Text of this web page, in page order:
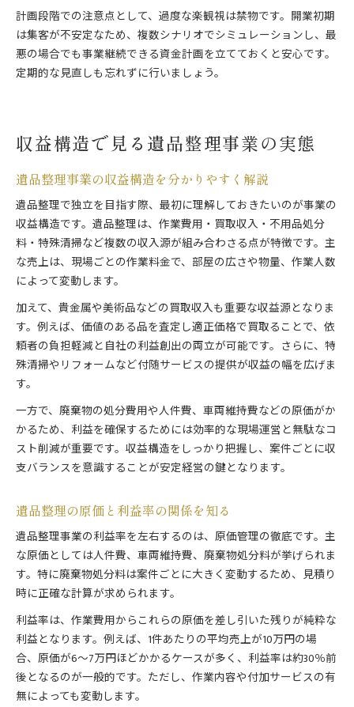
計画段階での注意点として、過度な楽観視は禁物です。開業初期
は集客が不安定なため、複数シナリオでシミュレーションし、最
悪の場合でも事業継続できる資金計画を立てておくと安心です。
定期的な見直しも忘れずに行いましょう。
収益構造で見る遺品整理事業の実態
遺品整理事業の収益構造を分かりやすく解説
遺品整理で独立を目指す際、最初に理解しておきたいのが事業の
収益構造です。遺品整理は、作業費用・買取収入・不用品処分
料・特殊清掃など複数の収入源が組み合わさる点が特徴です。主
な売上は、現場ごとの作業料金で、部屋の広さや物量、作業人数
によって変動します。
加えて、貴金属や美術品などの買取収入も重要な収益源となりま
す。例えば、価値のある品を査定し適正価格で買取ることで、依
頼者の負担軽減と自社の利益創出の両立が可能です。さらに、特
殊清掃やリフォームなど付随サービスの提供が収益の幅を広げま
す。
一方で、廃棄物の処分費用や人件費、車両維持費などの原価がか
かるため、利益を確保するためには効率的な現場運営と無駄なコ
スト削減が重要です。収益構造をしっかり把握し、案件ごとに収
支バランスを意識することが安定経営の鍵となります。
遺品整理の原価と利益率の関係を知る
遺品整理事業の利益率を左右するのは、原価管理の徹底です。主
な原価としては人件費、車両維持費、廃棄物処分料が挙げられま
す。特に廃棄物処分料は案件ごとに大きく変動するため、見積り
時に正確な計算が求められます。
利益率は、作業費用からこれらの原価を差し引いた残りが純粋な
利益となります。例えば、1件あたりの平均売上が10万円の場
合、原価が6～7万円ほどかかるケースが多く、利益率は約30％前
後となるのが一般的です。ただし、作業内容や付加サービスの有
無によっても変動します。